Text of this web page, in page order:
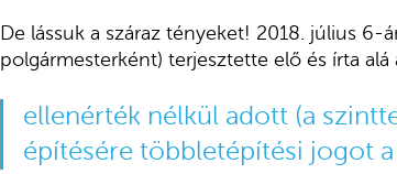
De lássuk a száraz tényeket! 2018. július 6-
polgármesterként) terjesztette elő és írta
ellenérték nélkül adott (a
építésére többletépítési jogot